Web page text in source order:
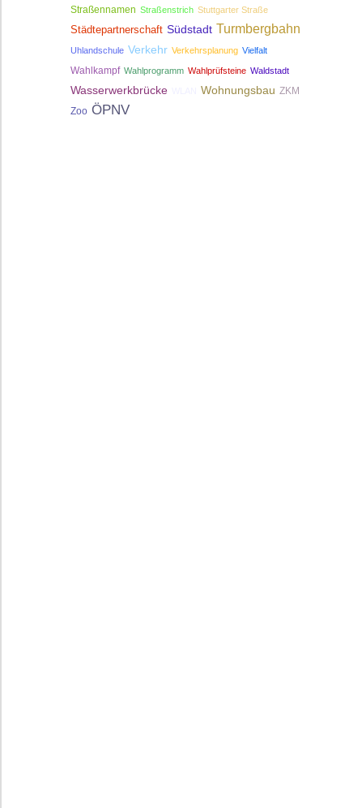
Straßennamen Straßenstrich Stuttgarter Straße
Städtepartnerschaft Südstadt Turmbergbahn
Uhlandschule Verkehr Verkehrsplanung Vielfalt
Wahlkampf Wahlprogramm Wahlprüfsteine Waldstadt
Wasserwerkbrücke Wohnungsbau ZKM
Zoo ÖPNV